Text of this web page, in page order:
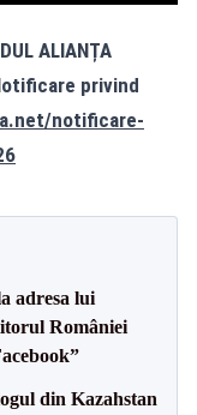
ALIANȚA
privind
notificare-
adresa lui
României
din Kazahstan